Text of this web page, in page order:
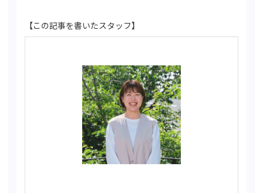
【この記事を書いたスタッフ】